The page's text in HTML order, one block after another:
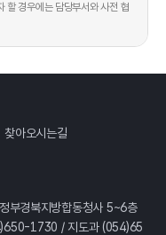
할 경우에는 담당부서와 사전 협
찾아오시는길
부경북지방합동청사 5~6층
1730 / 지도과 (054)65